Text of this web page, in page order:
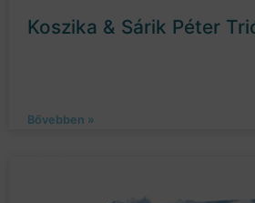
Koszika & Sárik Péter
Bővebben »